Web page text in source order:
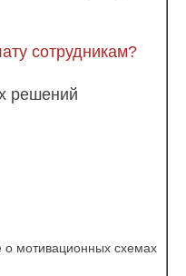
сотрудникам?
решений
мотивационных схемах